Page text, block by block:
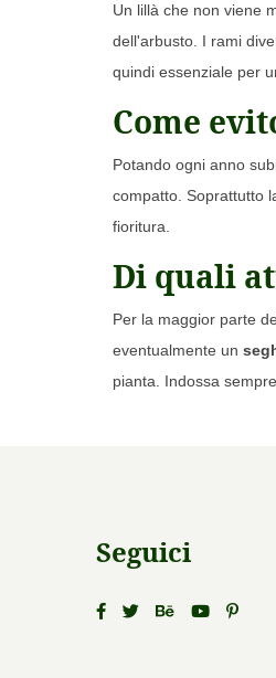
Un lillà che non viene
dell'arbusto. I rami
quindi essenziale per
Come
Potando ogni anno
compatto. Soprattutto
fioritura.
Di quali
Per la maggior parte
eventualmente un
pianta. Indossa
Seguici